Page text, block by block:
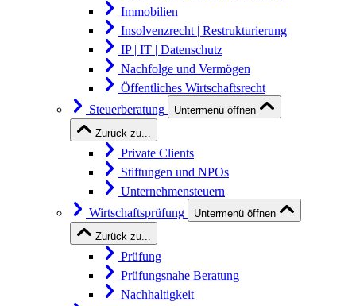
Immobilien
Insolvenzrecht | Restrukturierung
IP | IT | Datenschutz
Nachfolge und Vermögen
Öffentliches Wirtschaftsrecht
Steuerberatung
Untermenü öffnen
Zurück zu...
Private Clients
Stiftungen und NPOs
Unternehmensteuern
Wirtschaftsprüfung
Untermenü öffnen
Zurück zu...
Prüfung
Prüfungsnahe Beratung
Nachhaltigkeit